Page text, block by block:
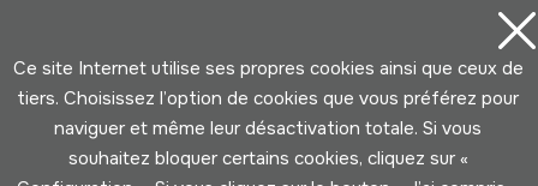
Conditions d'Utilisation
Politique de Privacité
Cookies politique
Ce site Internet utilise ses propres cookies ainsi que ceux de
tiers. Choisissez l’option de cookies que vous préférez pour
naviguer et même leur désactivation totale. Si vous
souhaitez bloquer certains cookies, cliquez sur «